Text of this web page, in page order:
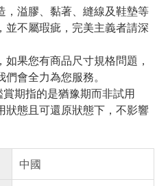
，溢膠、黏著、縫線及鞋墊等
並不屬瑕疵，完美主義者請深
果您有商品尺寸規格問題，
會全力為您服務。
期指的是猶豫期而非試用
狀態且可還原狀態下，不影響
中國